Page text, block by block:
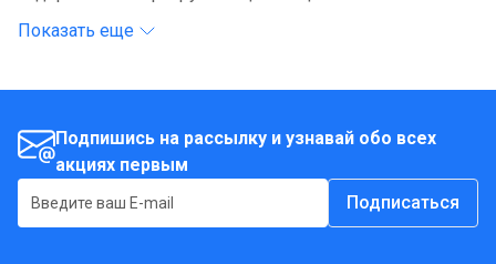
Показать еще
Подпишись на рассылку и узнавай обо всех
акциях первым
Подписаться